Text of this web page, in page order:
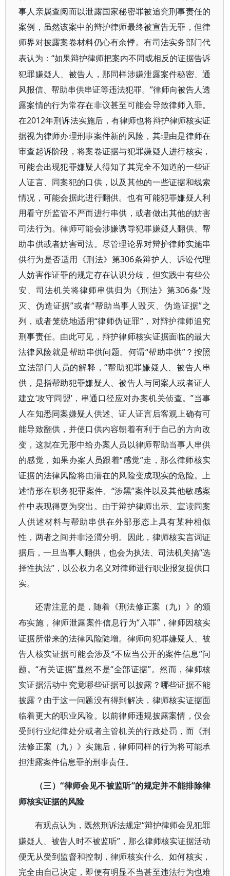
事人亲属查阅而以泄露国家秘密罪被追究刑事责任的
案例，虽然该案中的辩护律师最终被宣告无罪，但律
师界对披露案卷材料仍心有余悸。有司法实务部门代
表认为：“如果辩护律师把案内不同或相反的证据告诉
犯罪嫌疑人、被告人，那同样涉嫌泄露案件秘密、通
风报信、帮助串供串证等违法犯罪。”律师向被告人透
露案情的行为常存在非议甚至可能会导致律师入罪。
在2012年刑诉法实施后，有律师也将辩护律师核实证
据视为律师办理刑事案件新的风险，其理由是律师在
审查起诉阶段，将案卷证据与犯罪嫌疑人进行核实，
可能会出现犯罪嫌疑人得知了其完全不知道的一些证
人证言、同案犯的口供，以及其他的一些证据和线索
情况，可能会据此进行翻供。也有可能犯罪嫌疑人利
用看守所监管不严而进行串供，或者做出其他的妨害
司法行为。律师可能会涉嫌诱导犯罪嫌疑人翻供、帮
助串供或者妨害司法。尽管理论界对辩护律师实施串
供行为是否适用《刑法》第306条辩护人、诉讼代理
人妨害作证罪的规定存在认识分歧，但实践中有些公
安、司法机关将律师串供归为《刑法》第306条“毁
灭、伪造证据”或者“帮助当事人毁灭、伪造证据”之
列，或者笼统地适用“律师伪证罪”，对辩护律师追究
刑事责任。由此可见，辩护律师核实证据面临的最大
法律风险就是帮助串供问题。何谓“帮助串供”？按照
立法部门人员的解释，“帮助犯罪嫌疑人、被告人串
供，是指帮助犯罪嫌疑人、被告人与同案人或者证人
建立‘攻守同盟’，串通口径应对办案机关侦查。”当事
人在知悉同案嫌疑人供述、证人证言后客观上确有可
能导致翻供，并使口供内容朝着有利于自己的方向改
变，这就在无形中给办案人员以律师帮助当事人串供
的感觉，如果办案人员跟着“感觉”走，那么律师核实
证据的法律风险将由潜在的风险变成现实的危险。上
述情形在职务犯罪案件、“涉黑”案件以及其他敏感案
件中表现得更为突出。由于辩护律师出示、宣读同案
人供述材料与帮助串供在外部形态上具有某种相似
性，两者之间并非泾渭分明。因此，律师核实言词证
据后，一旦当事人翻供，也会为执法、司法机关搞“选
择性执法”，以公权力名义对律师进行职业报复提供口
实。
还需注意的是，随着《刑法修正案（九）》的颁
布实施，律师泄露案件信息行为“入罪”，律师因核实
证据所带来的法律风险陡增。律师向犯罪嫌疑人、被
告人核实证据可能会涉及“不应当公开的案件信息”问
题。“有关证据”显然不是“全部证据”。然而，律师核
实证据活动中究竟哪些证据可以披露？哪些证据不能
披露？由于这一问题没有得到解决，律师核实证据面
临着更大的职业风险。以前律师违规披露案情，仅会
受到行业纪律处分或者主管机关的行政处罚，而《刑
法修正案（九）》实施后，律师同样的行为将可能承
担泄露案件信息罪的刑事责任。
（三）“律师会见不被监听”的规定并不能排除律
师核实证据的风险
有观点认为，既然刑诉法规定“辩护律师会见犯罪
嫌疑人、被告人时不被监听”，那么律师核实证据活动
便无从受到监督和控制，律师核实什么、如何核实，
完全由自己决定，即便有明显不当甚至违法行为也难